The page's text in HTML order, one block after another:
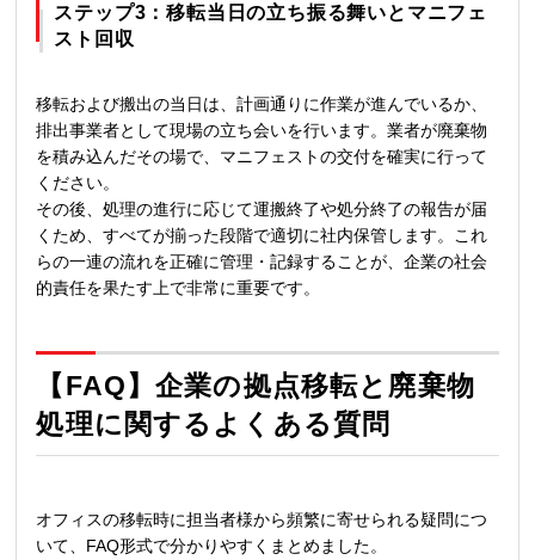
ステップ3：移転当日の立ち振る舞いとマニフェ
スト回収
移転および搬出の当日は、計画通りに作業が進んでいるか、
排出事業者として現場の立ち会いを行います。業者が廃棄物
を積み込んだその場で、マニフェストの交付を確実に行って
ください。
その後、処理の進行に応じて運搬終了や処分終了の報告が届
くため、すべてが揃った段階で適切に社内保管します。これ
らの一連の流れを正確に管理・記録することが、企業の社会
的責任を果たす上で非常に重要です。
【FAQ】企業の拠点移転と廃棄物
処理に関するよくある質問
オフィスの移転時に担当者様から頻繁に寄せられる疑問につ
いて、FAQ形式で分かりやすくまとめました。